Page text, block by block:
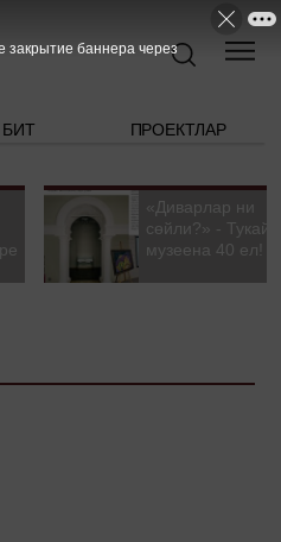
ПРОЕКТЛАР
«Диварлар ни
сөйли?» - Тукай
музеена 40 ел!
закрытие баннера через